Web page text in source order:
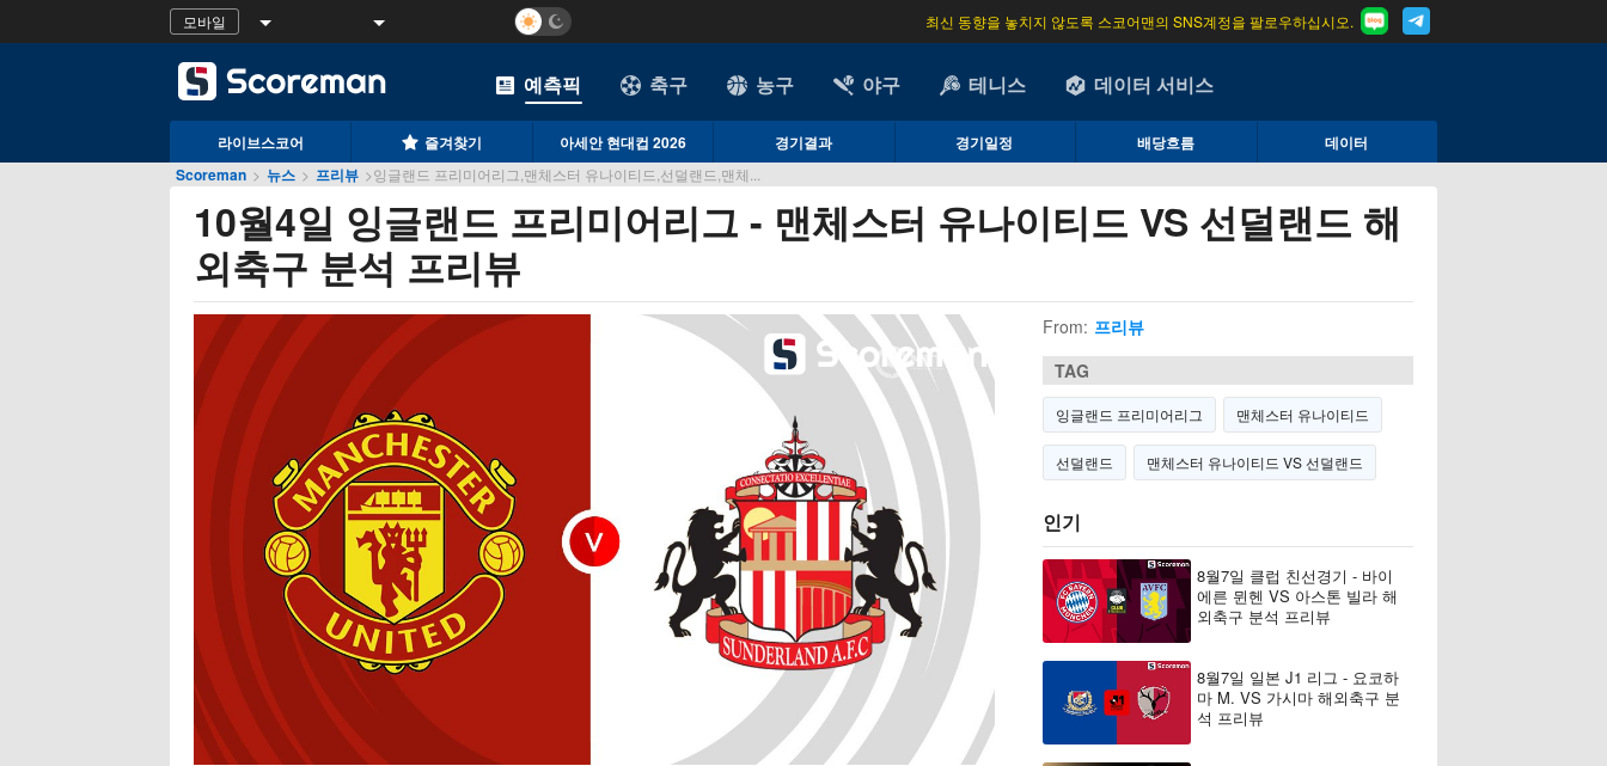
모바일 최신 동향을 놓치지 않도록 스코어맨의 SNS계정을 팔로우하십시오.
예측픽 축구 농구 야구 테니스 데이터 서비스
라이브스코어 즐겨찾기 아세안 현대컵 2026 경기결과 경기일정 배당흐름
데이터
Scoreman > 뉴스 > 프리뷰 >잉글랜드 프리미어리그,맨체스터 유나이티드,선덜랜드,맨체...
10월4일 잉글랜드 프리미어리그 - 맨체스터 유나이티드 VS 선덜랜드 해
외축구 분석 프리뷰
From: 프리뷰
TAG
잉글랜드 프리미어리그 맨체스터 유나이티드
선덜랜드 맨체스터 유나이티드 VS 선덜랜드
인기
8월7일 클럽 친선경기 - 바이
에른 뮌헨 VS 아스톤 빌라 해
외축구 분석 프리뷰
8월7일 일본 J1 리그 - 요코하
마 M. VS 가시마 해외축구 분
석 프리뷰